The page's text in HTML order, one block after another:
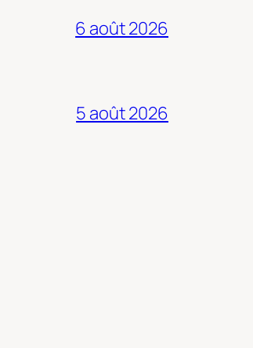
6 août 2026
5 août 2026